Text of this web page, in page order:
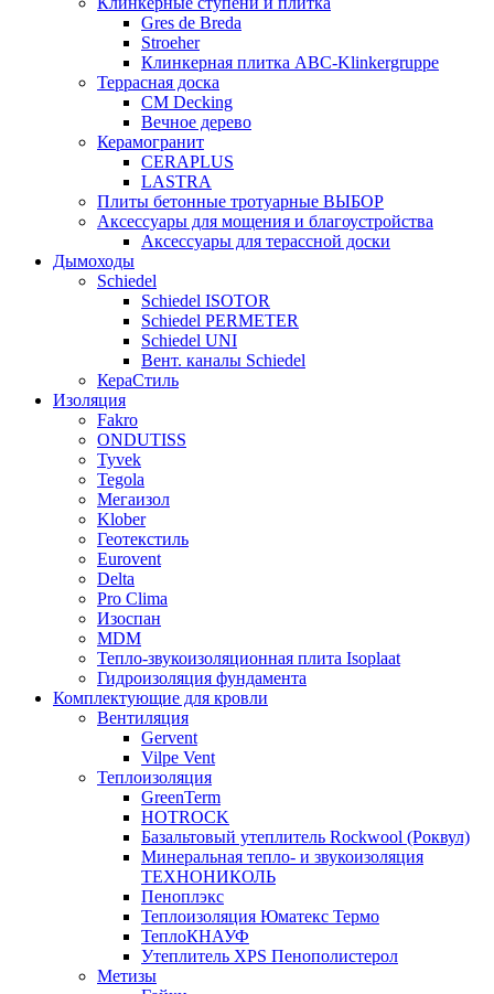
Gres de Breda
Stroeher
Клинкерная плитка ABC-Klinkergruppe
Террасная доска
CM Decking
Вечное дерево
Керамогранит
CERAPLUS
LASTRA
Плиты бетонные тротуарные ВЫБОР
Аксессуары для мощения и благоустройства
Аксессуары для терассной доски
Дымоходы
Schiedel
Schiedel ISOTOR
Schiedel PERMETER
Schiedel UNI
Вент. каналы Schiedel
КераСтиль
Изоляция
Fakro
ONDUTISS
Tyvek
Tegola
Мегаизол
Klober
Геотекстиль
Eurovent
Delta
Pro Clima
Изоспан
MDM
Тепло-звукоизоляционная плита Isoplaat
Гидроизоляция фундамента
Комплектующие для кровли
Вентиляция
Gervent
Vilpe Vent
Теплоизоляция
GreenTerm
HOTROCK
Базальтовый утеплитель Rockwool (Роквул)
Минеральная тепло- и звукоизоляция
ТЕХНОНИКОЛЬ
Пеноплэкс
Теплоизоляция Юматекс Термо
ТеплоКНАУФ
Утеплитель XPS Пенополистерол
Метизы